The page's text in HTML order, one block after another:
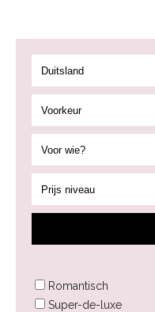
Romantisch
Super-de-luxe